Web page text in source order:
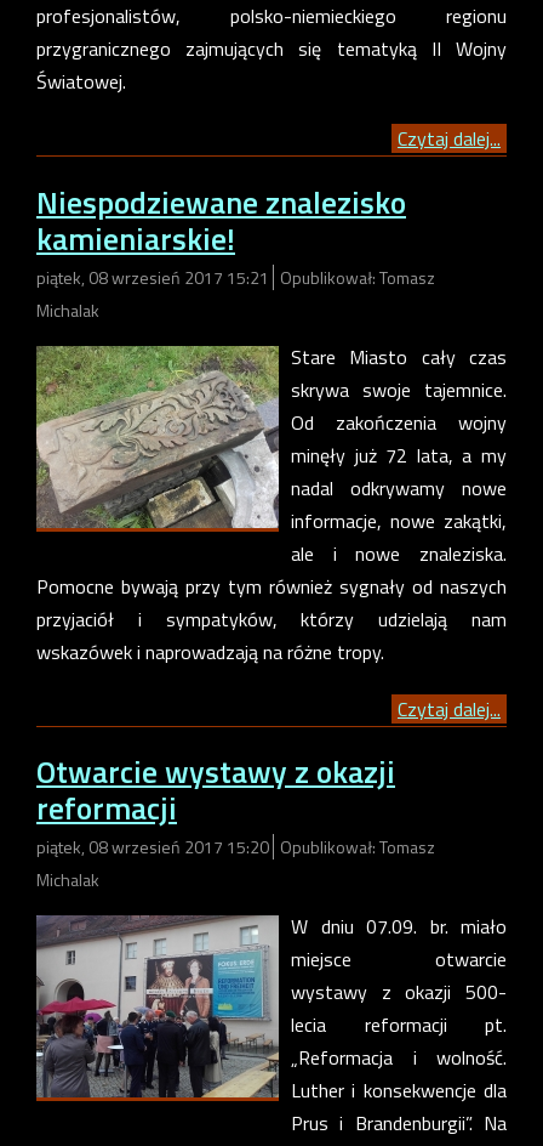
profesjonalistów, polsko-niemieckiego regionu
przygranicznego zajmujących się tematyką II Wojny
Światowej.
Czytaj dalej...
Niespodziewane znalezisko
kamieniarskie!
piątek, 08 wrzesień 2017 15:21
Opublikował: Tomasz
Michalak
Stare Miasto cały czas
skrywa swoje tajemnice.
Od zakończenia wojny
minęły już 72 lata, a my
nadal odkrywamy nowe
informacje, nowe zakątki,
ale i nowe znaleziska.
Pomocne bywają przy tym również sygnały od naszych
przyjaciół i sympatyków, którzy udzielają nam
wskazówek i naprowadzają na różne tropy.
Czytaj dalej...
Otwarcie wystawy z okazji
reformacji
piątek, 08 wrzesień 2017 15:20 Opublikował: Tomasz
Michalak
W dniu 07.09. br. miało
miejsce otwarcie
wystawy z okazji 500-
lecia reformacji pt.
„Reformacja i wolność.
Luther i konsekwencje dla
Prus i Brandenburgii”. Na